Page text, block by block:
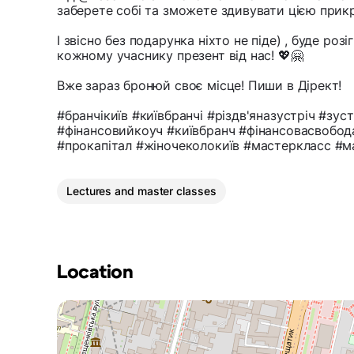
заберете собі та зможете здивувати цією
І звісно без подарунка ніхто не піде) , буде
кожному учаснику презент від нас! 💖🤗
Вже зараз бронюй своє місце! Пиши в Дірект!
#бранчікиїв #київбранчі #різдв'яназустріч
#фінансовийкоуч #київбранч
#прокапітал #жіночеколокиїв #мастеркласс
Lectures and master classes
Location